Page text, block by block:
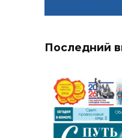
Последний